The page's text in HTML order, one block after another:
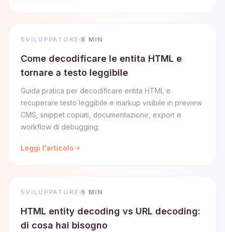
SVILUPPATORE 8 MIN
Come decodificare le entita HTML e
tornare a testo leggibile
Guida pratica per decodificare entita HTML e
recuperare testo leggibile e markup visibile in preview
CMS, snippet copiati, documentazione, export e
workflow di debugging.
Leggi l'articolo
SVILUPPATORE 9 MIN
HTML entity decoding vs URL decoding:
di cosa hai bisogno